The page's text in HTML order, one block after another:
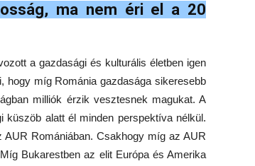
ma nem éri el a 20
a gazdasági és kulturális életben igen
hogy míg Románia gazdasága sikeresebb
milliók érzik vesztesnek magukat. A
küszöb alatt él minden perspektíva nélkül.
Romániában. Csakhogy míg az AUR
Bukarestben az elit Európa és Amerika